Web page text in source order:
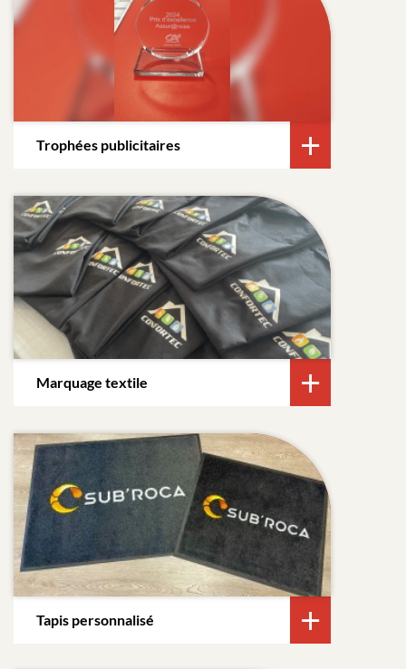
Trophées publicitaires
Marquage textile
Tapis personnalisé